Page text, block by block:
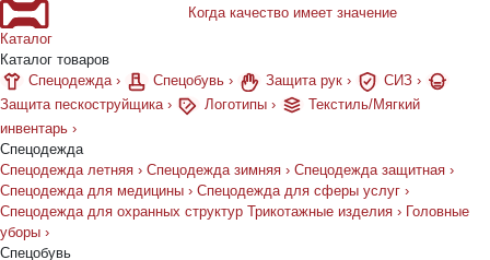
Когда качество имеет значение
Каталог
Каталог товаров
Спецодежда › Спецобувь › Защита рук › СИЗ ›
Защита пескоструйщика › Логотипы ›
Текстиль/Мягкий
инвентарь ›
Спецодежда
Спецодежда летняя › Спецодежда зимняя › Спецодежда защитная ›
Спецодежда для медицины › Спецодежда для сферы услуг ›
Спецодежда для охранных структур Трикотажные изделия › Головные
уборы ›
Спецобувь